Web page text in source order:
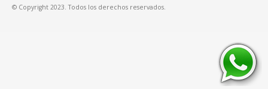
© Copyright 2023. Todos los derechos reservados.